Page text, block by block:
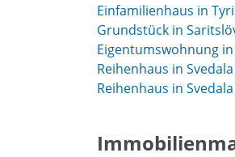
Einfamilienhaus in
Grundstück in
Eigentumswohnung
Reihenhaus in
Reihenhaus in